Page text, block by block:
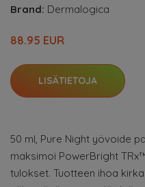
Brand: Dermalogica
88.95 EUR
LISÄTIETOJA
50 ml, Pure Night yövoide
maksimoi PowerBright
tulokset. Tuotteen ihoa